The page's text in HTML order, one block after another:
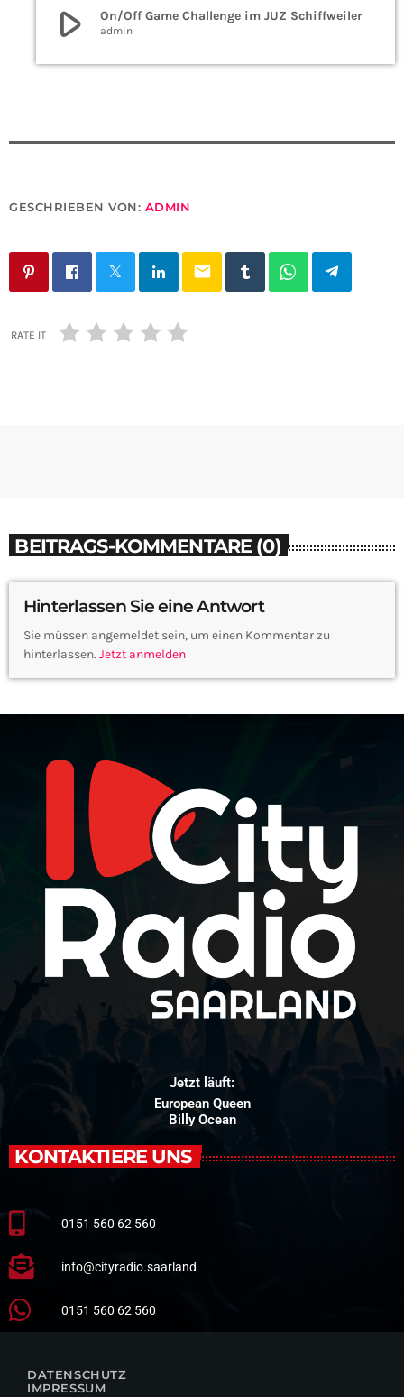
play_arrow On/Off Game Challenge im JUZ Schiffweiler
admin
GESCHRIEBEN VON: ADMIN
email
RATE IT
BEITRAGS-KOMMENTARE (0)
Hinterlassen Sie eine Antwort
Sie müssen angemeldet sein, um einen Kommentar zu
hinterlassen. Jetzt anmelden
Jetzt läuft:
European Queen
Billy Ocean
KONTAKTIERE UNS
0151 560 62 560
info@cityradio.saarland
0151 560 62 560
DATENSCHUTZ
IMPRESSUM